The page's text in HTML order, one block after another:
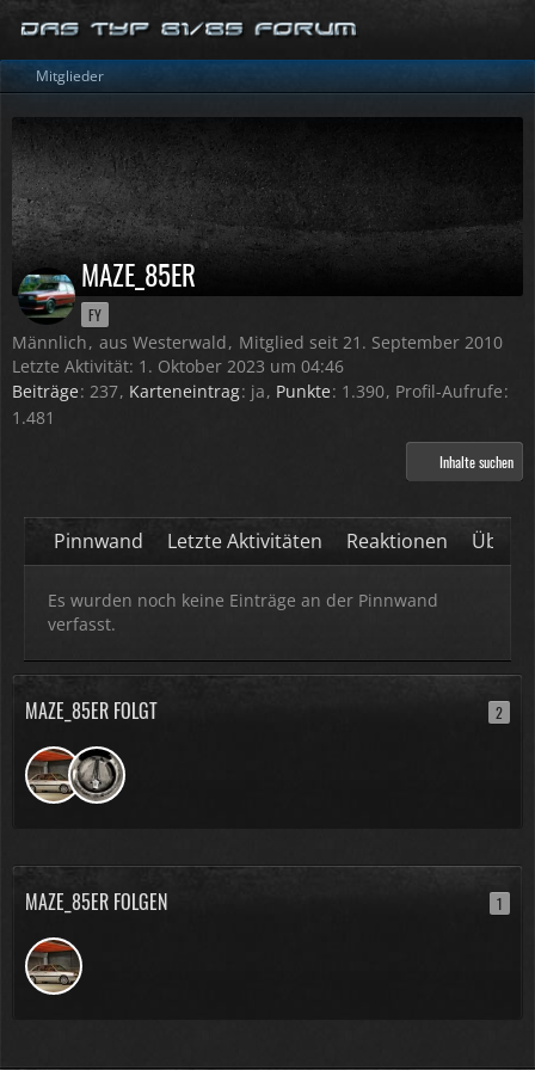
Mitglieder
MAZE_85ER
FY
Männlich aus Westerwald
Mitglied seit 21. September 2010
Letzte Aktivität: 1. Oktober 2023 um 04:46
Beiträge 237 Karteneintrag ja Punkte 1.390 Profil-Aufrufe
1.481
Inhalte suchen
Pinnwand Letzte Aktivitäten Reaktionen Über
Es wurden noch keine Einträge an der Pinnwand
verfasst.
MAZE_85ER FOLGT 2
MAZE_85ER FOLGEN 1